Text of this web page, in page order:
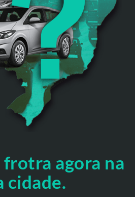
frotra agora na
cidade.